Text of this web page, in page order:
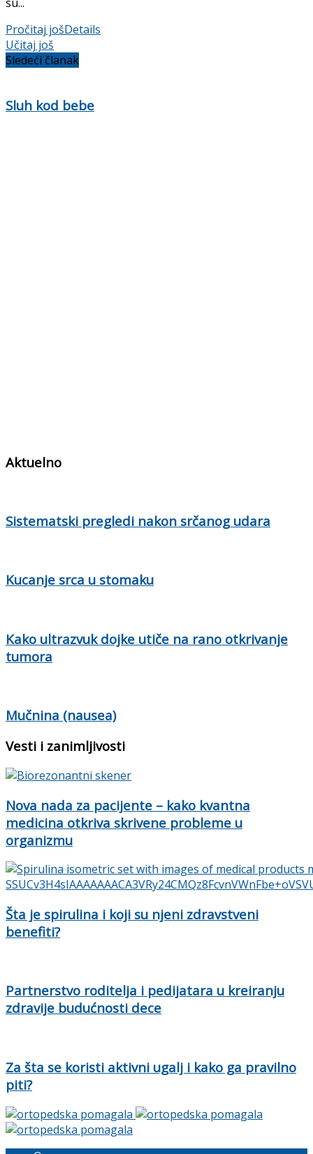
su...
Pročitaj jošDetails
Učitaj još
Sledeći članak
Sluh kod bebe
Aktuelno
Sistematski pregledi nakon srčanog udara
Kucanje srca u stomaku
Kako ultrazvuk dojke utiče na rano otkrivanje
tumora
Mučnina (nausea)
Vesti i zanimljivosti
Nova nada za pacijente – kako kvantna
medicina otkriva skrivene probleme u
organizmu
Šta je spirulina i koji su njeni zdravstveni
benefiti?
Partnerstvo roditelja i pedijatara u kreiranju
zdravije budućnosti dece
Za šta se koristi aktivni ugalj i kako ga pravilno
piti?